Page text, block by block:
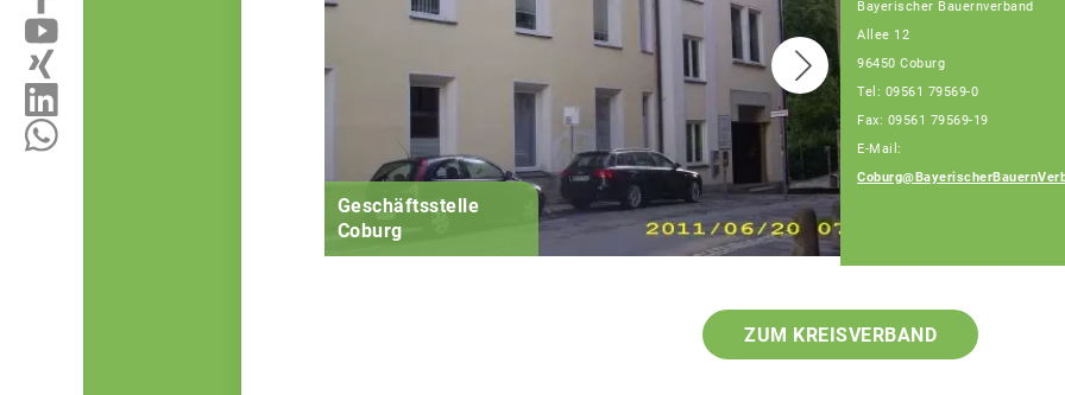
Geschäftsstelle
Coburg
Geschäftsführer -
Gabriel Lieb
Telefon: 09561/79569-
Bayerischer Bauernverband
Allee 12
96450 Coburg
Tel: 09561 79569-0
Fax: 09561 79569-19
E-Mail:
ZUM KREISVERBAND